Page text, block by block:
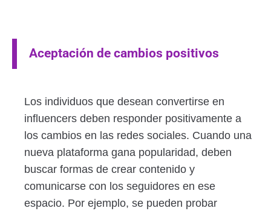
Aceptación de cambios positivos
Los individuos que desean convertirse en
influencers deben responder positivamente a
los cambios en las redes sociales. Cuando una
nueva plataforma gana popularidad, deben
buscar formas de crear contenido y
comunicarse con los seguidores en ese
espacio. Por ejemplo, se pueden probar